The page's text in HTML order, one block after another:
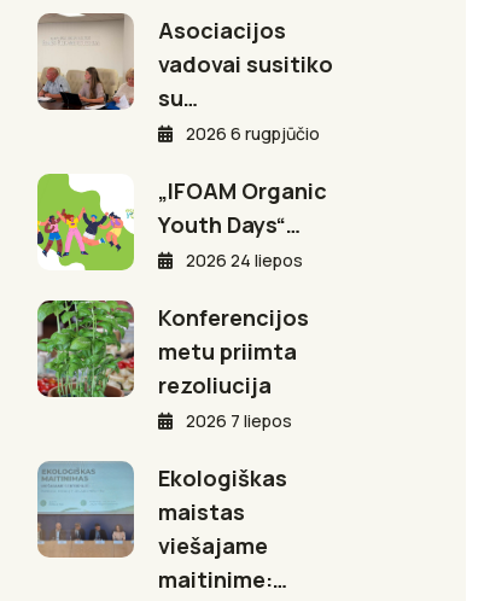
Asociacijos
vadovai susitiko
su…
2026 6 rugpjūčio
„IFOAM Organic
Youth Days“…
2026 24 liepos
Konferencijos
metu priimta
rezoliucija
2026 7 liepos
Ekologiškas
maistas
viešajame
maitinime:…